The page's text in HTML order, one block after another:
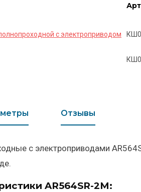
с электроприводом
Отзывы
с электроприводами
AR564SR-2М: